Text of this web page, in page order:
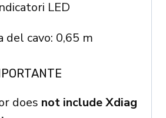
LED
del cavo: 0,65 m
does not include Xdiag